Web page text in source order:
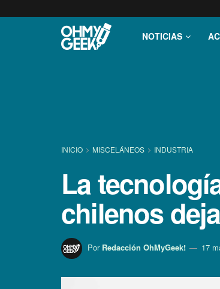
NOTICIAS
INICIO MISCELÁNEOS INDUSTRIA
La
chilenos
Por Redacción OhMyGeek! 17